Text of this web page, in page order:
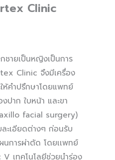
Clinic
ชายเป็นหญิงเป็นการ
Clinic จึงมีเครื่อง
คำปรึกษาโดยแพทย์
ปาก ใบหน้า และขา
facial surgery)
ะเอียดต่างๆ ก่อนรับ
นการผ่าตัด โดยเเพทย์
เทคโนโลยีช่วยนำร่อง